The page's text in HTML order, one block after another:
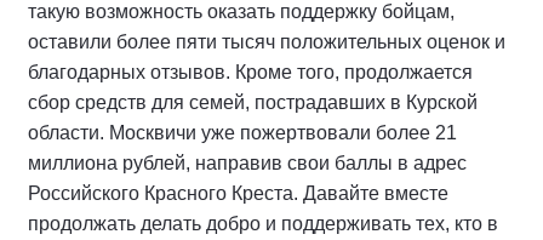
такую возможность оказать поддержку бойцам,
оставили более пяти тысяч положительных оценок и
благодарных отзывов. Кроме того, продолжается
сбор средств для семей, пострадавших в Курской
области. Москвичи уже пожертвовали более 21
миллиона рублей, направив свои баллы в адрес
Российского Красного Креста. Давайте вместе
продолжать делать добро и поддерживать тех, кто в